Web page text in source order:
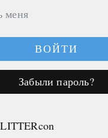
меня
Забыли пароль?